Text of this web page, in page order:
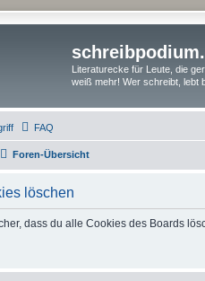
Literaturecke für Leute, die
weiß mehr! Wer schreibt, lebt
FAQ
Foren-Übersicht
löschen
dass du alle Cookies des Boards